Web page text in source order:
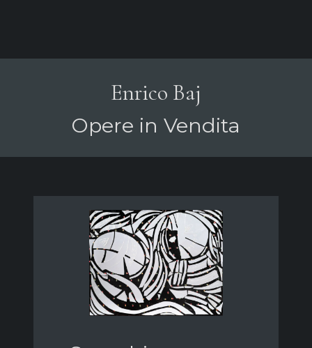
Enrico Baj
Opere in Vendita